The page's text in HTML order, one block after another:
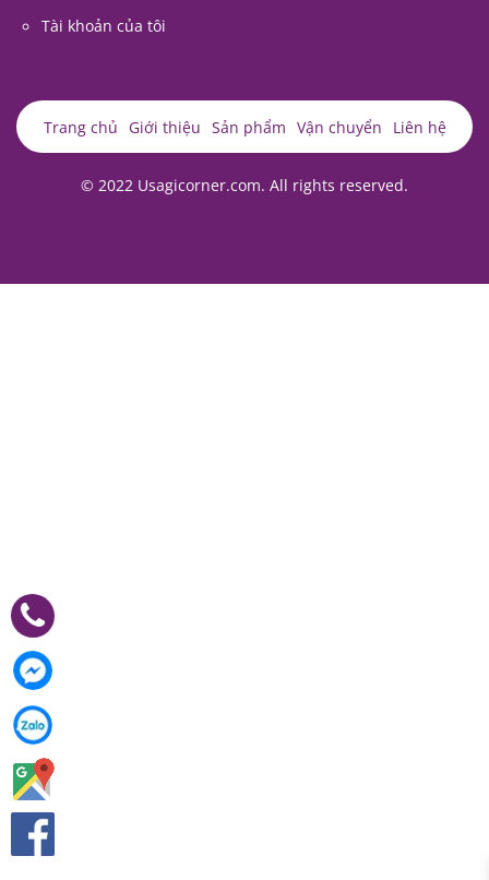
Tài khoản của tôi
Trang chủ Giới thiệu Sản phẩm Vận chuyển Liên hệ
© 2022 Usagicorner.com. All rights reserved.